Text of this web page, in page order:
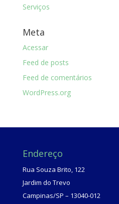
Serviços
Meta
Acessar
Feed de posts
Feed de comentários
WordPress.org
Endereço
Rua Souza Brito, 122
Jardim do Trevo
Campinas/SP – 13040-012